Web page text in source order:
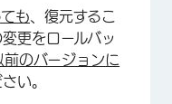
も 、復元するこ
更をロールバッ
のバージョンに
い。